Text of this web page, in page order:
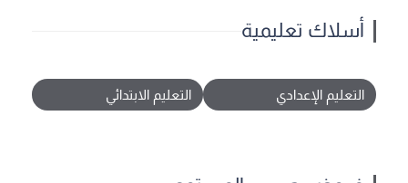
أسلاك تعليمية
التعليم الإعدادي التعليم الابتدائي